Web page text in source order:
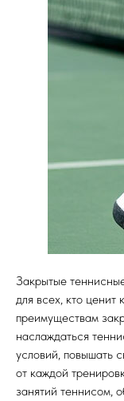
Закрытые
для всех, кто ценит
преимуществам
наслаждаться
условий, повышать
от каждой
занятий теннисом,